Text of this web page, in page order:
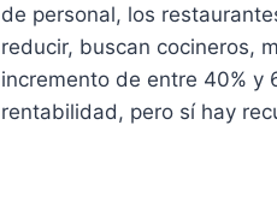
de personal, los
reducir, buscan cocineros,
incremento de entre 40% y
rentabilidad, pero sí hay